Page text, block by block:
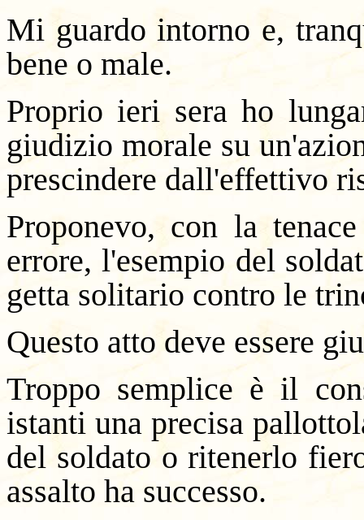
Mi guardo intorno e,
bene o male.
Proprio ieri sera ho
giudizio morale su
prescindere dall'effettivo
Proponevo, con la
errore, l'esempio del
getta solitario contro le
Questo atto deve essere
Troppo semplice è il
istanti una precisa
del soldato o ritenerlo
assalto ha successo.